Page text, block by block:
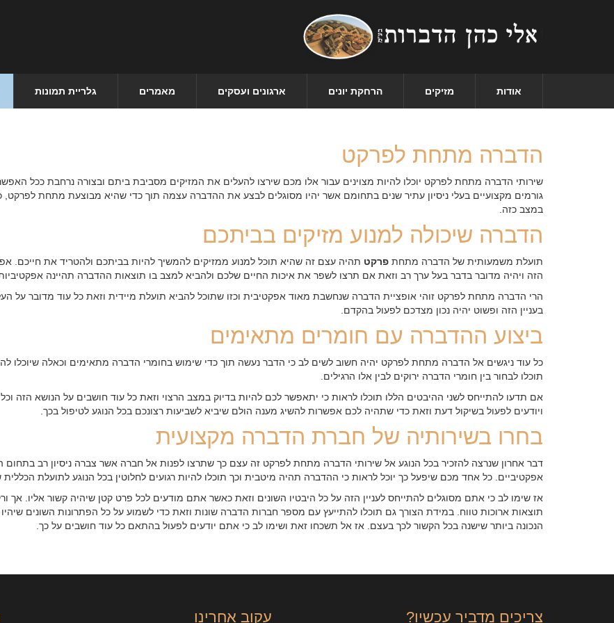
אודות מזיקים הרחקת יונים ארגונים ועסקים מאמרים גלריית תמונות
הדברה מתחת לפרקט
שירותי הדברה מתחת לפרקט יוכלו להיות מצוינים עבור אלו מכם שירצו להעלים את המזיקים מסביבת ביתם ובצורה נרחבת ככל
גורמים מקצועיים בעלי ניסיון עתיר שנים בתחומם אשר יהיו מסוגלים לבצע את ההדברה עצמה תוך כדי שהיא מבוצעת מתחת
במצב כזה.
הדברה שיכולה למנוע מזיקים בביתכם
תועלת משמעותית של הדברה מתחת פרקט תהיה עצם זה שהיא תוכל למנוע ממזיקים להמשיך להיות בביתכם ולהטריד את חייכם.
הזה ויהיה מדובר בדבר בעל ערך רב וזאת אם תרצו לשפר את איכות החיים שלכם ולהביא למצב בו תוצאות ההדברה תהיינה אפקטיביות
הרי הדברה מתחת לפרקט זוהי אופציית הדברה שנחשבת מאוד אפקטיבית וכזו שתוכל להביא תועלת מיידית וזאת כל עוד מדובר
בעניין הזה ופשוט יהיה נכון מצדכם לפעול בהקדם.
ביצוע ההדברה עם חומרים מתאימים
כל עוד ניגשים אל הדברה מתחת לפרקט יהיה חשוב לשים לב כי הדבר נעשה תוך כדי שימוש בחומרי הדברה מתאימים וכאלה שיוכלו
תוכלו לבחור בין חומרי הדברה ירוקים לבין אלו הרגילים.
אם תדעו להתייחס לשני ההיבטים הללו תוכלו לראות כי יתאפשר לכם להיות בדיוק במצב הרצוי וזאת כל עוד חושבים על הנושא הזה
ויודעים לפעול בשיקול דעת וזאת כדי שתהיה לכם אפשרות להשיג מענה הולם שיביא לשביעות רצונכם בכל הנוגע לטיפול בכך.
בחרו בשירותיה של חברת הדברה מקצועית
דבר אחרון שנרצה להזכיר בכל הנוגע אל שירותי הדברה מתחת לפרקט זה עצם כך שתרצו לפנות אל חברה אשר צברה ניסיון רב
אפקטיביים. כל אחד מכם שיפעל כך יוכל לראות כי ההדברה תהיה מיטבית וכך תוכלו להיות רגועים לחלוטין בכל הנוגע לתועלת הכללית
אז שימו לב כי אתם מסוגלים להתייחס לעניין הזה על כל היבטיו השונים וזאת כאשר אתם מודעים לכל פרט קטן שיהיה קשור אליו. אך
תוצאות ארוכות טווח. במידת הצורך גם תוכלו להתייעץ עם מספר חברות הדברה שונות וזאת כדי לשמוע על כל הפתרונות השונים
הנכונה ביותר שישנה בכל הקשור לכך בעצם. אז אל תשכחו זאת ושימו לב כי אתם יודעים לפעול בהתאם כל עוד חושבים על כך.
צריכים מדביר עכשיו? עקוב אחרינו